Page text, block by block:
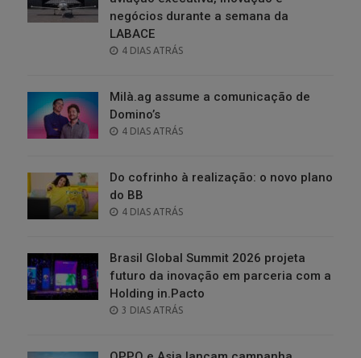
negócios durante a semana da
LABACE
POSTED
4 DIAS ATRÁS
Milà.ag assume a comunicação de
Domino’s
POSTED
4 DIAS ATRÁS
Do cofrinho à realização: o novo plano
do BB
POSTED
4 DIAS ATRÁS
Brasil Global Summit 2026 projeta
futuro da inovação em parceria com a
Holding in.Pacto
POSTED
3 DIAS ATRÁS